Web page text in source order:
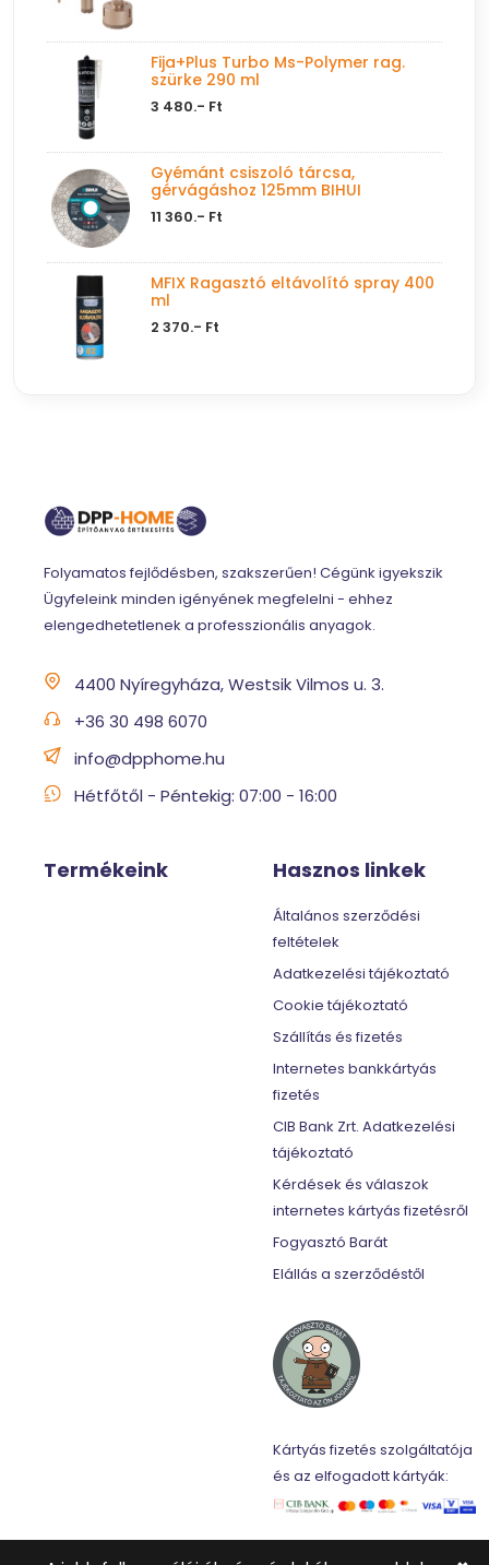
Fija+Plus Turbo Ms-Polymer rag.
szürke 290 ml
3 480.- Ft
Gyémánt csiszoló tárcsa,
gérvágáshoz 125mm BIHUI
11 360.- Ft
MFIX Ragasztó eltávolító spray 400
ml
2 370.- Ft
Folyamatos fejlődésben, szakszerűen! Cégünk igyekszik
Ügyfeleink minden igényének megfelelni - ehhez
elengedhetetlenek a professzionális anyagok.
4400 Nyíregyháza, Westsik Vilmos u. 3.
+36 30 498 6070
info@dpphome.hu
Hétfőtől - Péntekig: 07:00 - 16:00
Termékeink Hasznos linkek
Általános szerződési
feltételek
Adatkezelési tájékoztató
Cookie tájékoztató
Szállítás és fizetés
Internetes bankkártyás
fizetés
CIB Bank Zrt. Adatkezelési
tájékoztató
Kérdések és válaszok
internetes kártyás fizetésről
Fogyasztó Barát
Elállás a szerződéstől
Kártyás fizetés szolgáltatója
és az elfogadott kártyák: